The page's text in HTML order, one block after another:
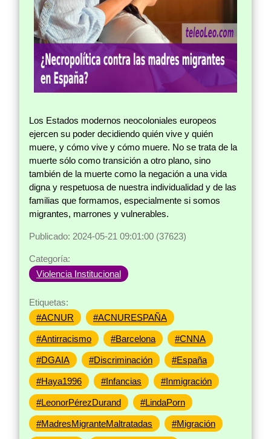
Los Estados modernos neocoloniales europeos
ejercen su poder decidiendo quién vive y quién
muere, y cómo vive y cómo muere. No se trata de la
muerte sólo como transición a otro plano, sino
también de la muerte como la negación a una vida
digna y respetuosa de nuestra individualidad y de las
familias que formamos, especialmente si somos
migrantes, marrones y vulnerables.
Publicado: 2024-05-21 09:01:00 (37623)
Categoría:
Violencia Institucional
Etiquetas:
#ACNUR
#ACNURESPAÑA
#Antirracismo #Barcelona #CNNA
#DGAIA #Discriminación #España
#Haya1996 #Infancias #Inmigración
#LeonorPérezDurand #LindaPorn
#MadresMigranteMaltratadas #Migración